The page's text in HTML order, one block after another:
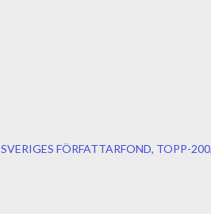
SVERIGES FÖRFATTARFOND TOPP-200